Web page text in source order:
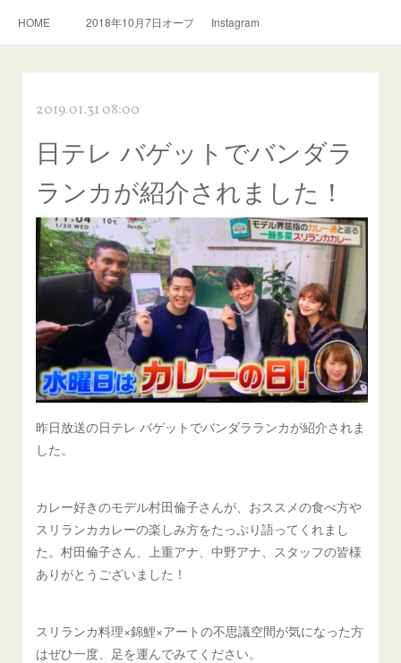
HOME 2018年10月7日オープン。スリランカ料理とおいしい紅茶のお
Instagram
2019.01.31 08:00
日テレ バゲットでバンダラ
ランカが紹介されました！
昨日放送の日テレ バゲットでバンダラランカが紹介されま
した。
カレー好きのモデル村田倫子さんが、おススメの食べ方や
スリランカカレーの楽しみ方をたっぷり語ってくれまし
た。村田倫子さん、上重アナ、中野アナ、スタッフの皆様
ありがとうございました！
スリランカ料理×錦鯉×アートの不思議空間が気になった方
はぜひ一度、足を運んでみてください。